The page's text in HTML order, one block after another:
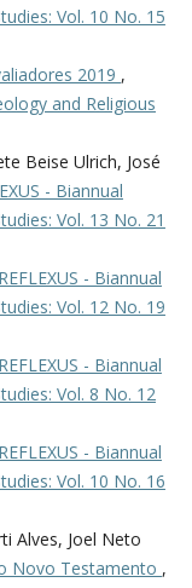
Vol. 10 No. 15
2019 ,
and Religious
Beise Ulrich, José
- Biannual
Vol. 13 No. 21
REFLEXUS - Biannual
Vol. 12 No. 19
REFLEXUS - Biannual
Vol. 8 No. 12
REFLEXUS - Biannual
Vol. 10 No. 16
Alves, Joel Neto
Novo Testamento ,